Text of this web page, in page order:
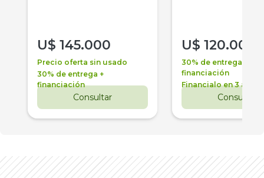
U$ 145.000
Precio oferta sin usado
30% de entrega +
financiación
Consultar
U$ 120.000
30% de entrega +
financiación
Financialo en 3 años
Consultar